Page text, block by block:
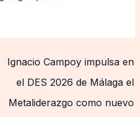
Ignacio Campoy impulsa en
el DES 2026 de Málaga el
Metaliderazgo como nuevo